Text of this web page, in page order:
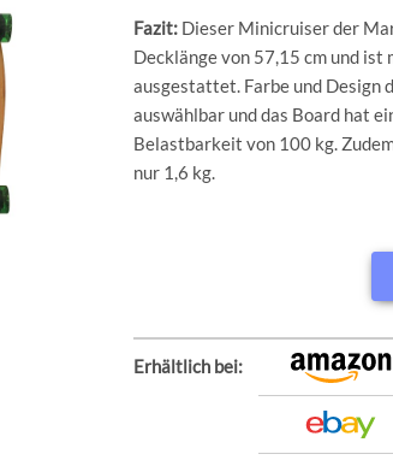
Dieser Minicruiser der
Decklänge von 57,15 cm und ist
ausgestattet. Farbe und Design
auswählbar und das Board hat
Belastbarkeit von 100 kg.
nur 1,6 kg.
Erhältlich bei: